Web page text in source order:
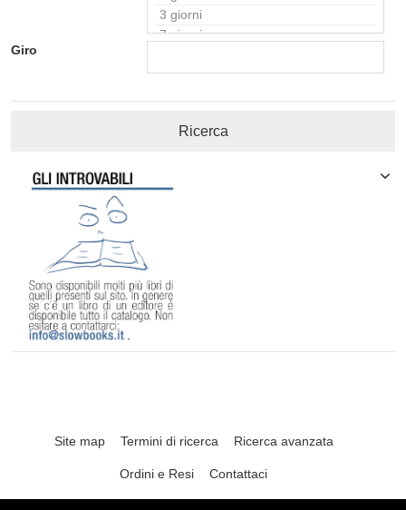
Giro
Ricerca
Site map Termini di ricerca Ricerca avanzata
Ordini e Resi Contattaci